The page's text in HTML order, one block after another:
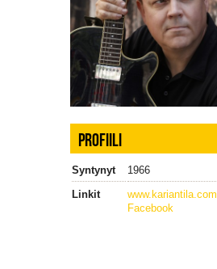
PROFIILI
Syntynyt
1966
Linkit
www.kariantila.com
Facebook